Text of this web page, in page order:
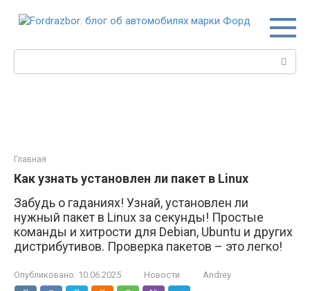
Главная
Как узнать установлен ли пакет в Linux
Забудь о гаданиях! Узнай, установлен ли
нужный пакет в Linux за секунды! Простые
команды и хитрости для Debian, Ubuntu и других
дистрибутивов. Проверка пакетов – это легко!
Опубликовано: 10.06.2025 Новости Andrey